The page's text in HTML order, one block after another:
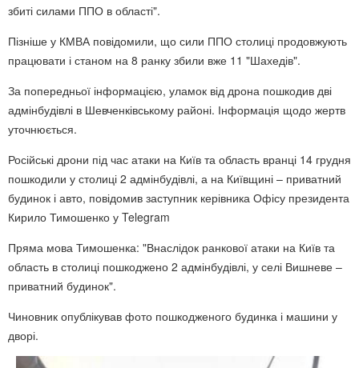
збиті силами ППО в області".
Пізніше у КМВА повідомили, що сили ППО столиці продовжують
працювати і станом на 8 ранку збили вже 11 "Шахедів".
За попередньої інформацією, уламок від дрона пошкодив дві
адмінбудівлі в Шевченківському районі. Інформація щодо жертв
уточнюється.
Російські дрони під час атаки на Київ та область вранці 14 грудня
пошкодили у столиці 2 адмінбудівлі, а на Київщині – приватний
будинок і авто, повідомив заступник керівника Офісу президента
Кирило Тимошенко у Telegram
Пряма мова Тимошенка: "Внаслідок ранкової атаки на Київ та
область в столиці пошкоджено 2 адмінбудівлі, у селі Вишневе –
приватний будинок".
Чиновник опублікував фото пошкодженого будинка і машини у
дворі.